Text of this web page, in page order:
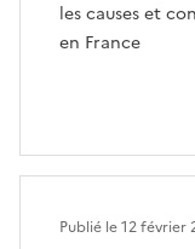
les causes et
en France
Publié le12 février